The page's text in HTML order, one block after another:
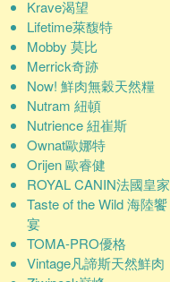
Krave渴望
Lifetime萊馥特
Mobby 莫比
Merrick奇跡
Now! 鮮肉無穀天然糧
Nutram 紐頓
Nutrience 紐崔斯
Ownat歐娜特
Orijen 歐睿健
ROYAL CANIN法國皇家
Taste of the Wild 海陸饗
宴
TOMA-PRO優格
Vintage凡諦斯天然鮮肉